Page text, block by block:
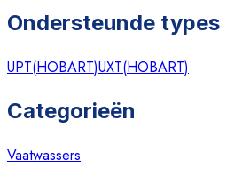
Ondersteunde types
UPT(HOBART)UXT(HOBART)
Categorieën
Vaatwassers